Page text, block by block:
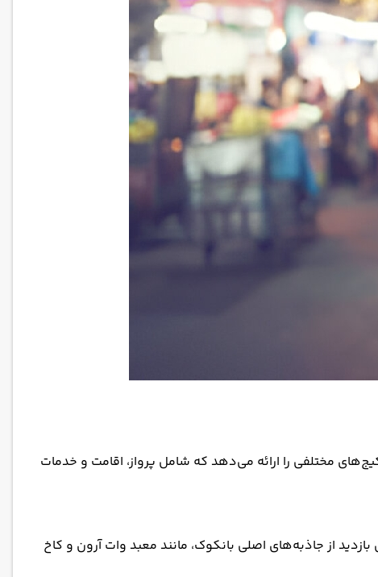
مختلفی را ارائه می‌دهد که شامل پرواز، اقامت و خدمات
بازدید از جاذبه‌های اصلی بانکوک، مانند معبد وات آرون و کاخ